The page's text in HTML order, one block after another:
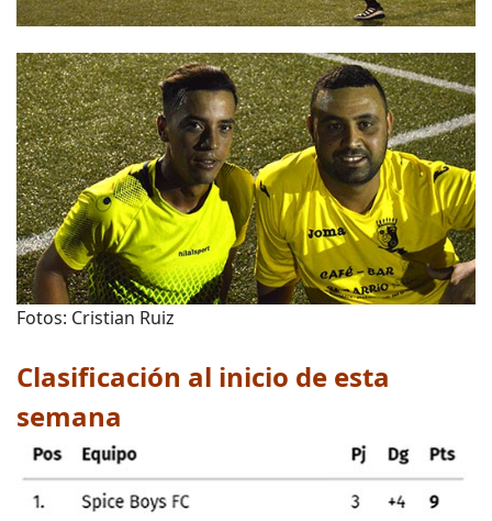
Fotos: Cristian Ruiz
Clasificación al inicio de esta
semana